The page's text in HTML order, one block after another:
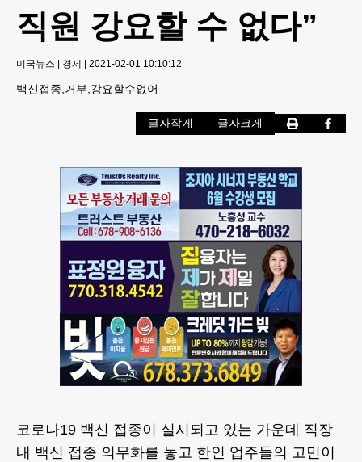
직원 강요할 수 없다”
미국뉴스 | 경제 | 2021-02-01 10:10:12
백신접종,거부,강요할수없어
글자작게 글자크게
코로나19 백신 접종이 실시되고 있는 가운데 직장
내 백신 접종 의무화를 놓고 한인 업주들의 고민이